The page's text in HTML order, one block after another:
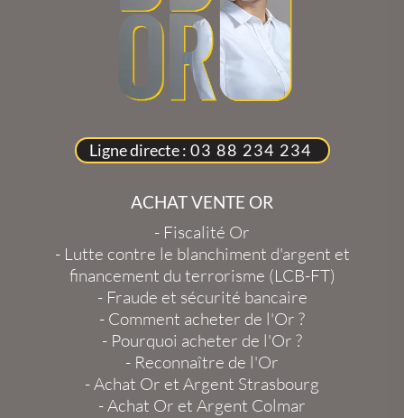
Ligne directe : 03 88 234 234
ACHAT VENTE OR
- Fiscalité Or
- Lutte contre le blanchiment d'argent et
financement du terrorisme (LCB-FT)
- Fraude et sécurité bancaire
- Comment acheter de l'Or ?
- Pourquoi acheter de l'Or ?
- Reconnaître de l'Or
-Achat Or et Argent Strasbourg
-Achat Or et Argent Colmar